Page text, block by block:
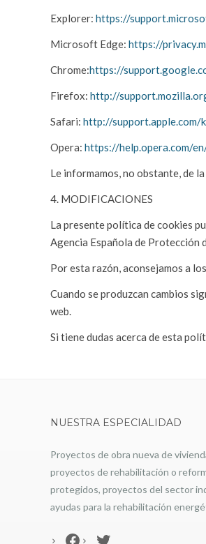
Explorer: https://
Microsoft Edge: https://
Chrome:https://
Firefox: http://
Safari: http://support.apple.com/
Opera: https://help.opera.com/
Le informamos, no obstante, de
4. MODIFICACIONES
La presente política de cookies
Agencia Española de Protección
Por esta razón, aconsejamos a
Cuando se produzcan cambios
web.
Si tiene dudas acerca de esta
NUESTRA ESPECIALIDAD
Proyectos de obra nueva de
proyectos de rehabilitación o
protegidos, proyectos del sector
ayudas para la rehabilitación
Facebook
Twitter